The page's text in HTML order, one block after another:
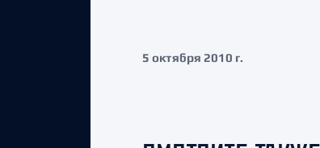
5 октября 2010 г.